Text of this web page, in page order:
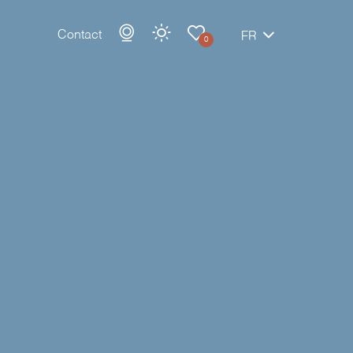
Contact 0 FR